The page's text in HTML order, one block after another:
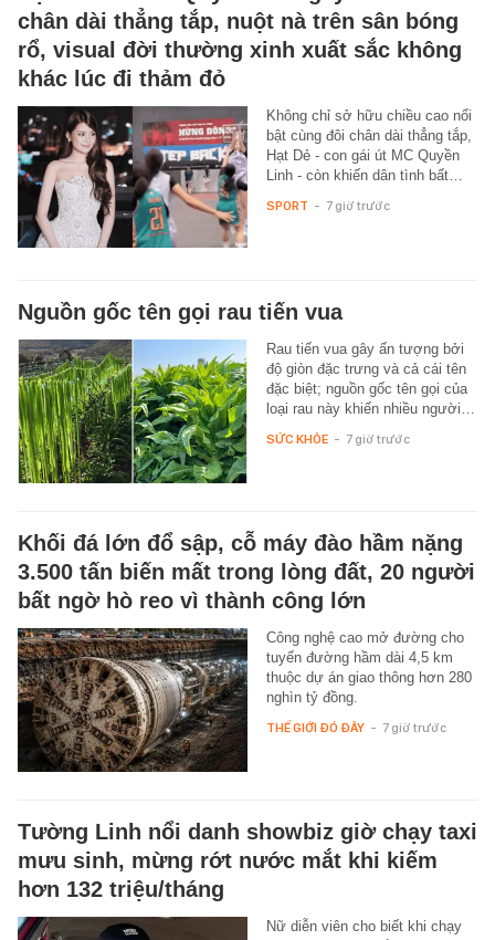
chân dài thẳng tắp, nuột nà trên sân bóng
rổ, visual đời thường xinh xuất sắc không
khác lúc đi thảm đỏ
Không chỉ sở hữu chiều cao nổi
bật cùng đôi chân dài thẳng tắp,
Hạt Dẻ - con gái út MC Quyền
Linh - còn khiến dân tình bất…
SPORT - 7 giờ trước
Nguồn gốc tên gọi rau tiến vua
Rau tiến vua gây ấn tượng bởi
độ giòn đặc trưng và cả cái tên
đặc biệt; nguồn gốc tên gọi của
loại rau này khiến nhiều người…
SỨC KHỎE - 7 giờ trước
Khối đá lớn đổ sập, cỗ máy đào hầm nặng
3.500 tấn biến mất trong lòng đất, 20 người
bất ngờ hò reo vì thành công lớn
Công nghệ cao mở đường cho
tuyến đường hầm dài 4,5 km
thuộc dự án giao thông hơn 280
nghìn tỷ đồng.
THẾ GIỚI ĐÓ ĐÂY - 7 giờ trước
Tường Linh nổi danh showbiz giờ chạy taxi
mưu sinh, mừng rớt nước mắt khi kiếm
hơn 132 triệu/tháng
Nữ diễn viên cho biết khi chạy